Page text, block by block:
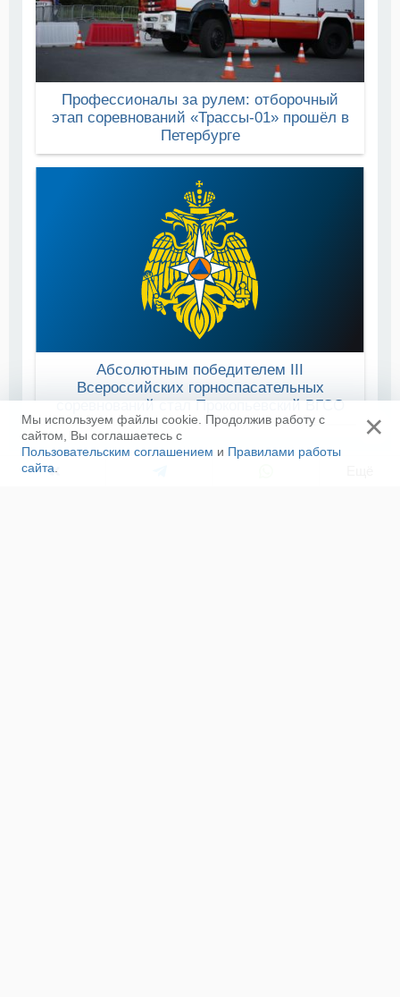
Профессионалы за рулем: отборочный
этап соревнований «Трассы-01» прошёл в
Петербурге
Абсолютным победителем III
Всероссийских горноспасательных
соревнований стал Прокопьевский ВГСО
Мы используем файлы cookie. Продолжив работу с
сайтом, Вы соглашаетесь с
Пользовательским соглашением и Правилами работы
сайта
×